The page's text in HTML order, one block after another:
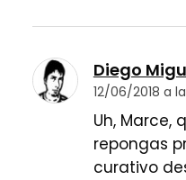
Diego
12/06/2018 a
Uh, Marce,
repongas
curativo